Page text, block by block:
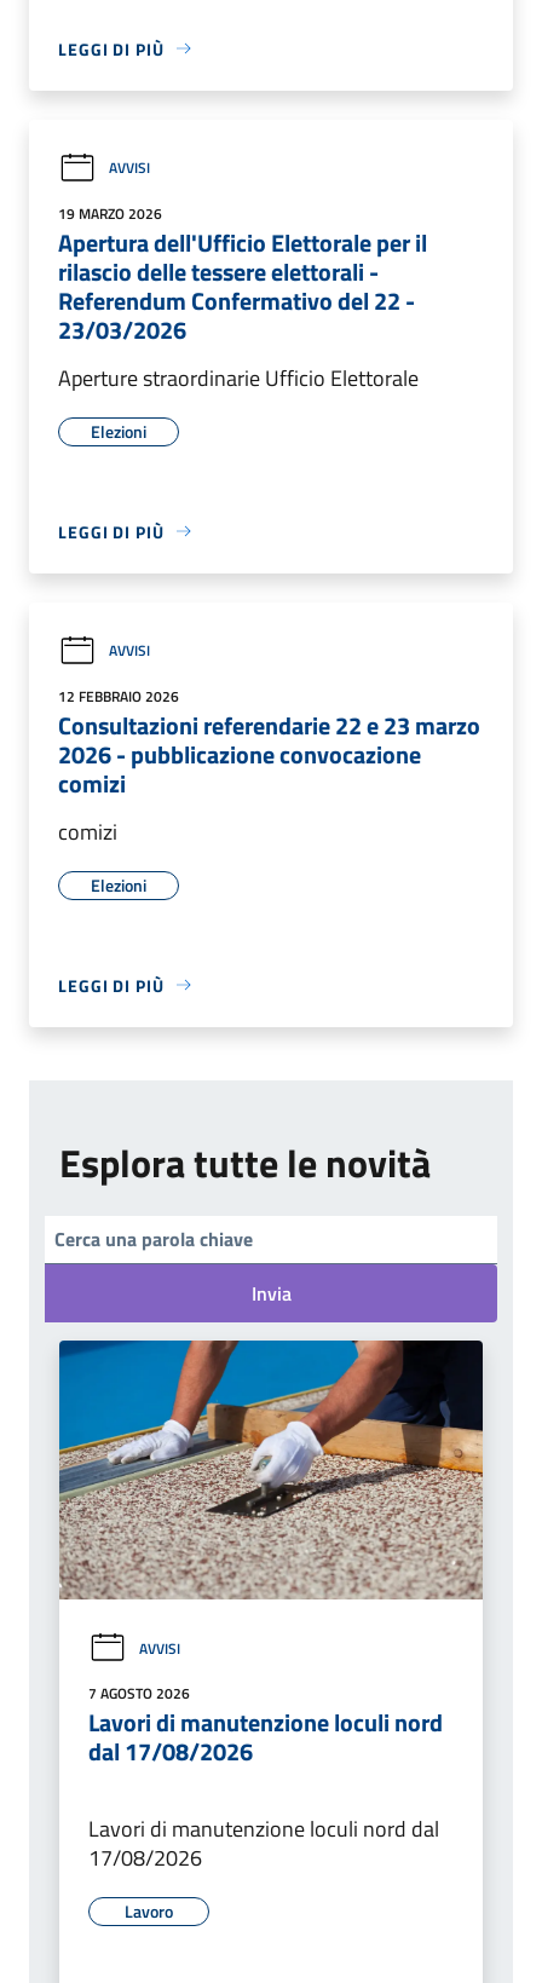
LEGGI DI PIÙ
AVVISI
19 MARZO 2026
Apertura dell'Ufficio Elettorale per il
rilascio delle tessere elettorali -
Referendum Confermativo del 22 -
23/03/2026
Aperture straordinarie Ufficio Elettorale
Elezioni
LEGGI DI PIÙ
AVVISI
12 FEBBRAIO 2026
Consultazioni referendarie 22 e 23 marzo
2026 - pubblicazione convocazione
comizi
comizi
Elezioni
LEGGI DI PIÙ
Esplora tutte le novità
Invia
AVVISI
7 AGOSTO 2026
Lavori di manutenzione loculi nord
dal 17/08/2026
Lavori di manutenzione loculi nord dal
17/08/2026
Lavoro